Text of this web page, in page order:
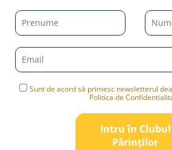
Sunt de acord să primesc newsletterul
Politica de
Intru în Clubul
Pǎrinților